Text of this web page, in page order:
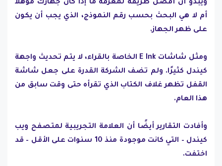
ويبدو أن أفضل طريقة لمعرفة ما إذا كان جهازك مؤهلاً
أم لا هي البحث بحسب رقم النموذج، الذي يجب أن يكون
على ظهر الجهاز.
ومثل شاشات E Ink الخاصة بالقراء، لا يتم تحديث واجهة
كيندل كثيرًا. ولم تضف الشركة القدرة على جعل شاشة
القفل تظهر غلاف الكتاب الذي تقرأه حتى وقت سابق من
هذا العام.
وأفادت التقارير أيضًا أن العلامة التجريبية لمتصفح ويب
كيندل – التي كانت موجودة منذ 10 سنوات على الأقل – قد
اختفت.